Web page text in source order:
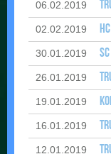
06.02.2019
02.02.2019
30.01.2019
26.01.2019
19.01.2019
16.01.2019
12.01.2019